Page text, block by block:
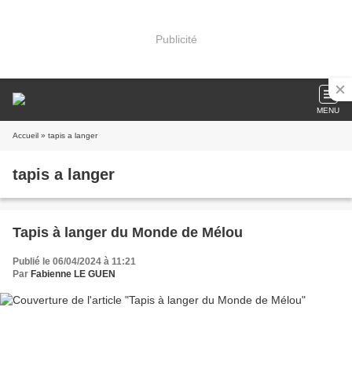
Publicité
MENU
Accueil » tapis a langer
tapis a langer
Tapis à langer du Monde de Mélou
Publié le 06/04/2024 à 11:21
Par Fabienne LE GUEN